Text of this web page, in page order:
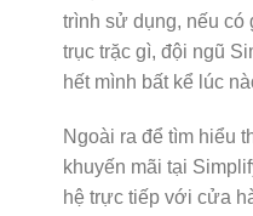
trình sử dụng, nếu có
trục trặc gì, đội ngũ
hết mình bất kể lúc
Ngoài ra để tìm hiểu
khuyến mãi tại
hệ trực tiếp với cửa